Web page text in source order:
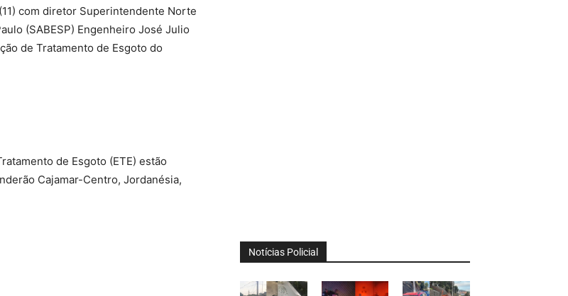
com diretor Superintendente Norte
(SABESP) Engenheiro José Julio
de Tratamento de Esgoto do
de Esgoto (ETE) estão
Cajamar-Centro, Jordanésia,
Notícias Policial